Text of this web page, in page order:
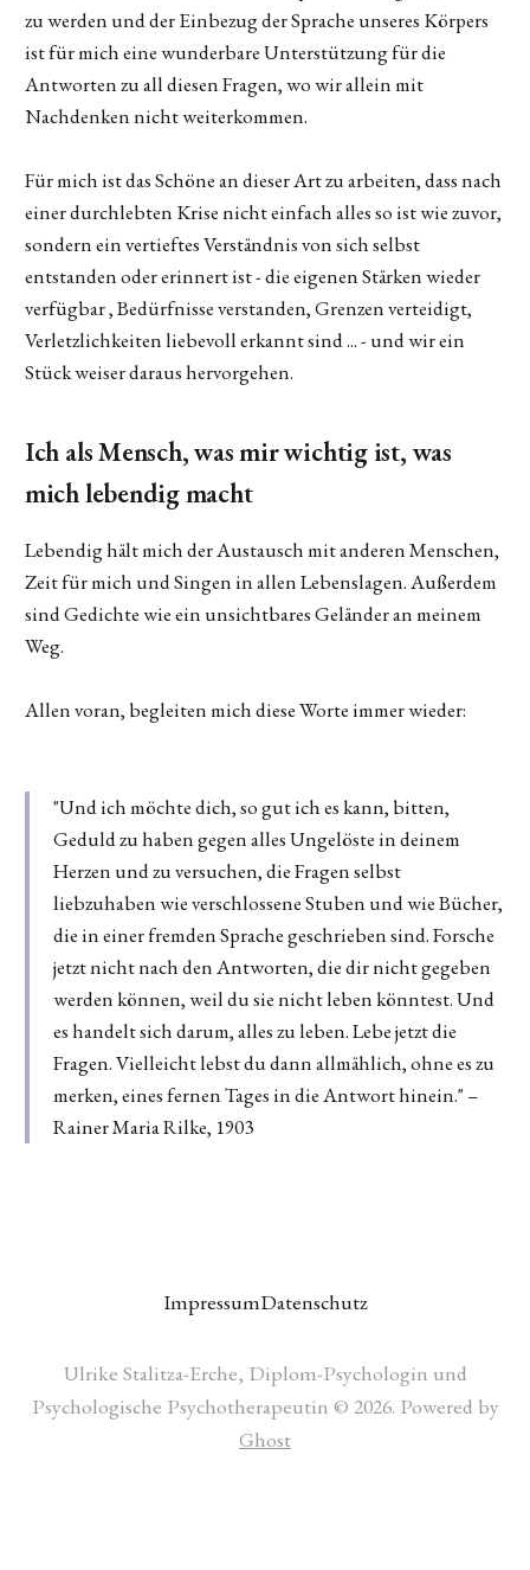
zu werden und der Einbezug der Sprache unseres Körpers
ist für mich eine wunderbare Unterstützung für die
Antworten zu all diesen Fragen, wo wir allein mit
Nachdenken nicht weiterkommen.
Für mich ist das Schöne an dieser Art zu arbeiten, dass nach
einer durchlebten Krise nicht einfach alles so ist wie zuvor,
sondern ein vertieftes Verständnis von sich selbst
entstanden oder erinnert ist - die eigenen Stärken wieder
verfügbar , Bedürfnisse verstanden, Grenzen verteidigt,
Verletzlichkeiten liebevoll erkannt sind ... - und wir ein
Stück weiser daraus hervorgehen.
Ich als Mensch, was mir wichtig ist, was
mich lebendig macht
Lebendig hält mich der Austausch mit anderen Menschen,
Zeit für mich und Singen in allen Lebenslagen. Außerdem
sind Gedichte wie ein unsichtbares Geländer an meinem
Weg.
Allen voran, begleiten mich diese Worte immer wieder:
"Und ich möchte dich, so gut ich es kann, bitten,
Geduld zu haben gegen alles Ungelöste in deinem
Herzen und zu versuchen, die Fragen selbst
liebzuhaben wie verschlossene Stuben und wie Bücher,
die in einer fremden Sprache geschrieben sind. Forsche
jetzt nicht nach den Antworten, die dir nicht gegeben
werden können, weil du sie nicht leben könntest. Und
es handelt sich darum, alles zu leben. Lebe jetzt die
Fragen. Vielleicht lebst du dann allmählich, ohne es zu
merken, eines fernen Tages in die Antwort hinein." –
Rainer Maria Rilke, 1903
ImpressumDatenschutz
Ulrike Stalitza-Erche, Diplom-Psychologin und
Psychologische Psychotherapeutin © 2026. Powered by
Ghost